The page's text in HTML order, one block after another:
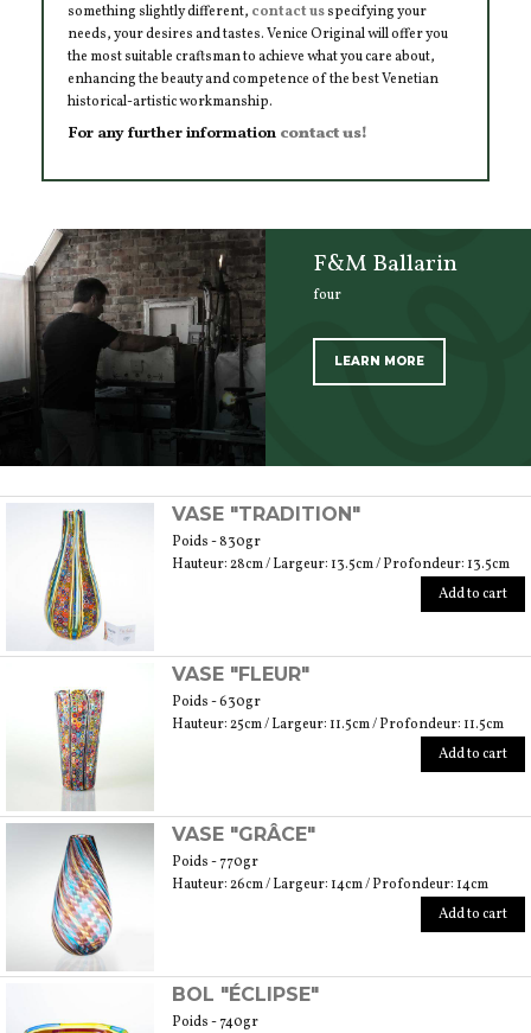
something slightly different, contact usspecifying your
needs, your desires and tastes. Venice Original will offer you
the most suitable craftsman to achieve what you care about,
enhancing the beauty and competence of the best Venetian
historical-artistic workmanship.
For any further information contact us!
F&M Ballarin
four
LEARN MORE
VASE "TRADITION"
Poids - 830gr
Hauteur: 28cm / Largeur: 13.5cm / Profondeur: 13.5cm
Add to cart
VASE "FLEUR"
Poids - 630gr
Hauteur: 25cm / Largeur: 11.5cm / Profondeur: 11.5cm
Add to cart
VASE "GRÂCE"
Poids - 770gr
Hauteur: 26cm / Largeur: 14cm / Profondeur: 14cm
Add to cart
BOL "ÉCLIPSE"
Poids - 740gr